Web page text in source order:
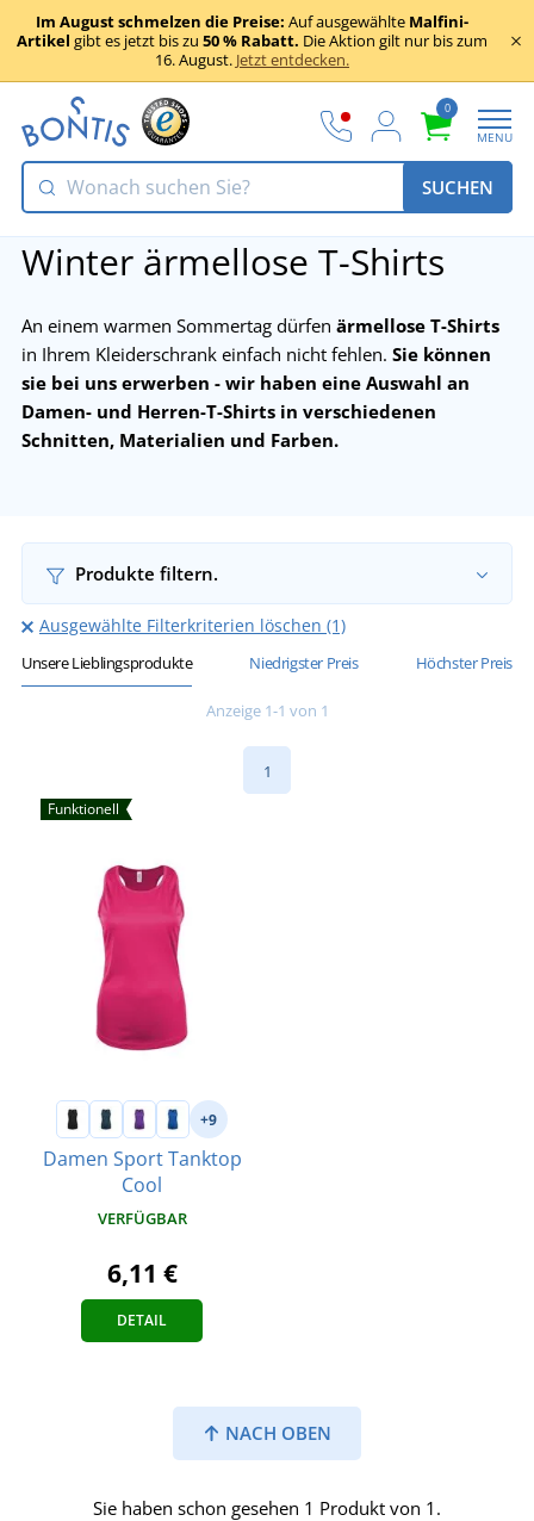
Im August schmelzen die Preise: Auf ausgewählte Malfini-
Artikel gibt es jetzt bis zu 50 % Rabatt. Die Aktion gilt nur bis zum
16. August. Jetzt entdecken.
0
MENU
SUCHEN
Winter ärmellose T-Shirts
An einem warmen Sommertag dürfen ärmellose T-Shirts
in Ihrem Kleiderschrank einfach nicht fehlen. Sie können
sie bei uns erwerben - wir haben eine Auswahl an
Damen- und Herren-T-Shirts in verschiedenen
Schnitten, Materialien und Farben.
Produkte filtern.
Ausgewählte Filterkriterien löschen (1)
Unsere Lieblingsprodukte Niedrigster Preis Höchster Preis
Anzeige 1-1 von 1
1
Funktionell
+9
Damen Sport Tanktop
Cool
VERFÜGBAR
6,11 €
DETAIL
NACH OBEN
Sie haben schon gesehen 1 Produkt von 1.